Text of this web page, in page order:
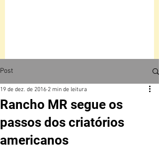
Post
Rancho MR segue os
passos dos criatórios
americanos
19 de dez. de 2016 2 min de leitura